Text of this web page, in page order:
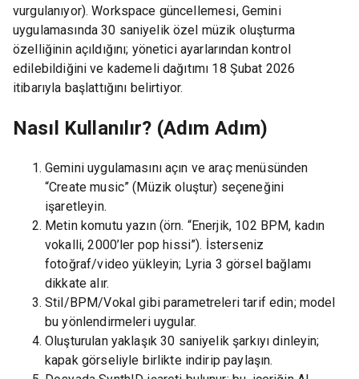
vurgulanıyor). Workspace güncellemesi, Gemini
uygulamasında 30 saniyelik özel müzik oluşturma
özelliğinin açıldığını; yönetici ayarlarından kontrol
edilebildiğini ve kademeli dağıtımı 18 Şubat 2026
itibarıyla başlattığını belirtiyor.
Nasıl Kullanılır? (Adım Adım)
Gemini uygulamasını açın ve araç menüsünden
“Create music” (Müzik oluştur) seçeneğini
işaretleyin.
Metin komutu yazın (örn. “Enerjik, 102 BPM, kadın
vokalli, 2000’ler pop hissi”). İsterseniz
fotoğraf/video yükleyin; Lyria 3 görsel bağlamı
dikkate alır.
Stil/BPM/Vokal gibi parametreleri tarif edin; model
bu yönlendirmeleri uygular.
Oluşturulan yaklaşık 30 saniyelik şarkıyı dinleyin;
kapak görseliyle birlikte indirip paylaşın.